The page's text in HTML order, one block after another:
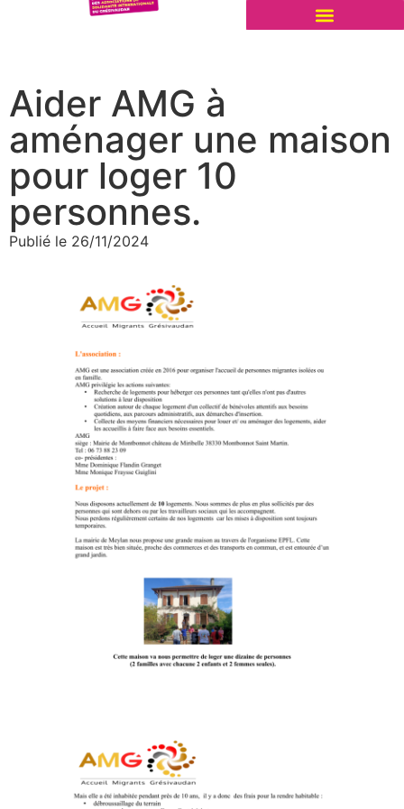
Aider AMG à
aménager une maison
pour loger 10
personnes.
Publié le 26/11/2024